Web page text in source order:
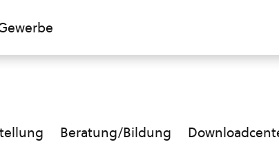
Beratung/Bildung